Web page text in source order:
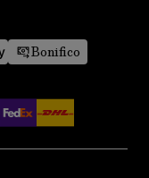
Bonifico